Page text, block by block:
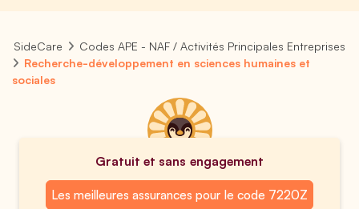
SideCare
Codes APE - NAF / Activités Principales Entreprises
Recherche-développement en sciences humaines et
sociales
Gratuit et sans engagement
Les meilleures assurances pour le code 7220Z